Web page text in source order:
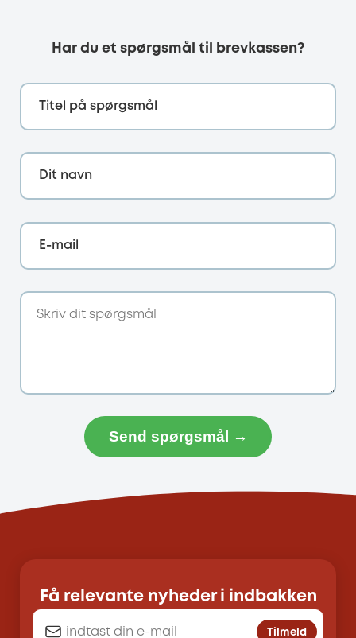
Har du et spørgsmål til brevkassen?
Titel på spørgsmål
Dit navn
E-mail
Send spørgsmål →
Få relevante nyheder i indbakken
Tilmeld